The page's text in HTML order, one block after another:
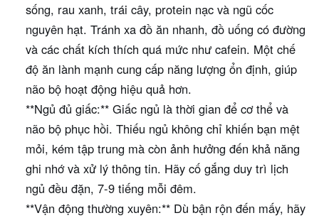
sống, rau xanh, trái cây, protein nạc và ngũ cốc
nguyên hạt. Tránh xa đồ ăn nhanh, đồ uống có đường
và các chất kích thích quá mức như cafein. Một chế
độ ăn lành mạnh cung cấp năng lượng ổn định, giúp
não bộ hoạt động hiệu quả hơn.
**Ngủ đủ giấc:** Giấc ngủ là thời gian để cơ thể và
não bộ phục hồi. Thiếu ngủ không chỉ khiến bạn mệt
mỏi, kém tập trung mà còn ảnh hưởng đến khả năng
ghi nhớ và xử lý thông tin. Hãy cố gắng duy trì lịch
ngủ đều đặn, 7-9 tiếng mỗi đêm.
**Vận động thường xuyên:** Dù bận rộn đến mấy, hãy